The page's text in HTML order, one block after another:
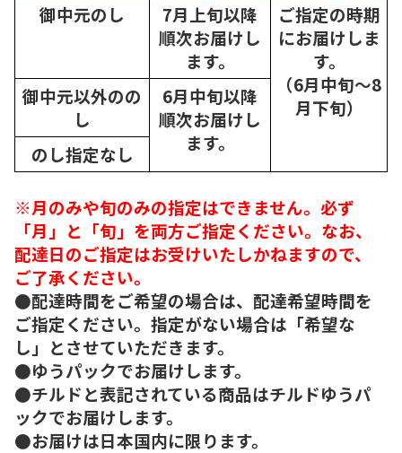
御中元のし
7月上旬以降
順次お届けし
ます。
ご指定の時期
にお届けしま
す。
（6月中旬～8
月下旬）
御中元以外のの
し
6月中旬以降
順次お届けし
ます。
のし指定なし
※月のみや旬のみの指定はできません。必ず
「月」と「旬」を両方ご指定ください。なお、
配達日のご指定はお受けいたしかねますので、
ご了承ください。
●配達時間をご希望の場合は、配達希望時間を
ご指定ください。指定がない場合は「希望な
し」とさせていただきます。
●ゆうパックでお届けします。
●チルドと表記されている商品はチルドゆうパ
ックでお届けします。
●お届けは日本国内に限ります。